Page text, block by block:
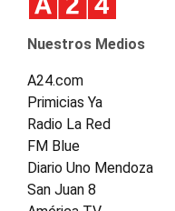
Nuestros Medios
A24.com
Primicias Ya
Radio La Red
FM Blue
Diario Uno Mendoza
San Juan 8